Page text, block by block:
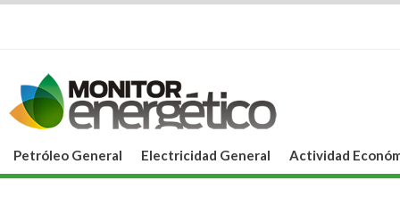
Petróleo General Electricidad General Actividad